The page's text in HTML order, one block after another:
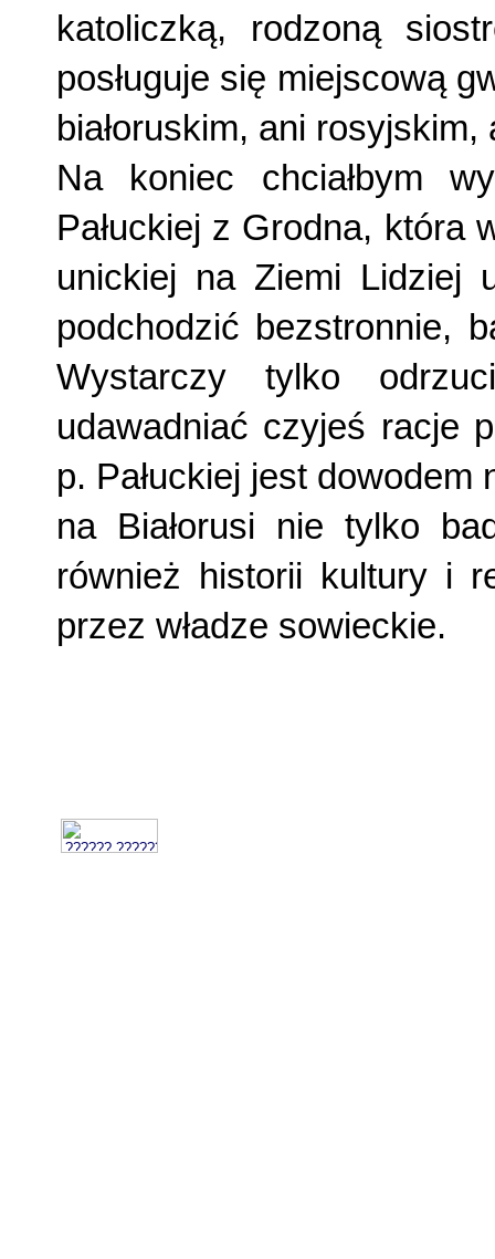
katoliczką, rodzoną
posługuje się miejscową
białoruskim, ani
Na koniec chciałbym
Pałuckiej z Grodna, która
unickiej na Ziemi Lidziej
podchodzić bezstronnie,
Wystarczy tylko
udawadniać czyjeś racje
p. Pałuckiej jest
na Białorusi nie tylko
również historii kultury i
przez władze sowieckie.